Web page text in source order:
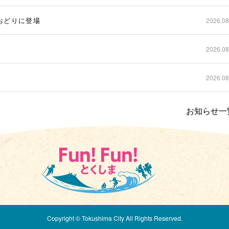
どりに登場
お知らせ
Copyright © Tokushima City All Rights Reserved.